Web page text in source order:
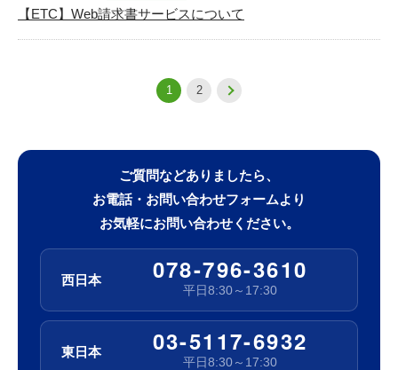
【ETC】Web請求書サービスについて
1 2
ご質問などありましたら、
お電話・お問い合わせフォームより
お気軽にお問い合わせください。
西日本 078-796-3610
平日8:30～17:30
東日本 03-5117-6932
平日8:30～17:30